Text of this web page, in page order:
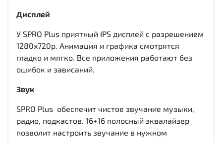
Дисплей
У SPRO Plus приятный IPS дисплей c разрешением
1280x720р. Анимация и графика смотрятся
гладко и мягко. Все приложения работают без
ошибок и зависаний.
Звук
SPRO Plus обеспечит чистое звучание музыки,
радио, подкастов. 16+16 полосный эквалайзер
позволит настроить звучание в нужном